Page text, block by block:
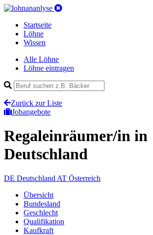
Startseite
Löhne
Wissen
Alle Löhne
Löhne eintragen
Zurück zur Liste
Jobangebote
Regaleinräumer/in in
Deutschland
DE Deutschland AT Österreich
Übersicht
Bundesland
Geschlecht
Qualifikation
Kaufkraft